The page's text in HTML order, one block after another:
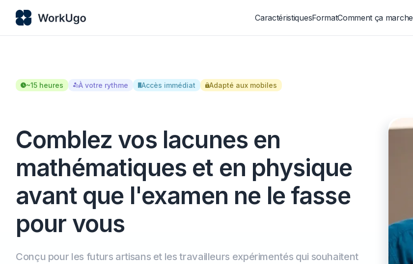
CaractéristiquesFormatComment ça marche
~15 heures À votre rythme Accès immédiat Adapté aux mobiles
Comblez vos lacunes en
mathématiques et en physique
avant que l'examen ne le fasse
pour vous
Conçu pour les futurs artisans et les travailleurs expérimentés qui souhaitent